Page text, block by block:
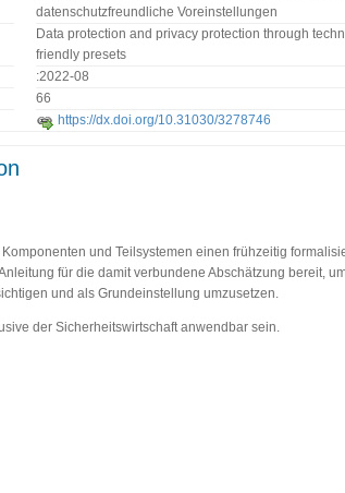
datenschutzfreundliche Voreinstellungen
Data protection and privacy protection through
friendly presets
:2022-08
66
https://dx.doi.org/10.31030/3278746
und Teilsystemen einen frühzeitig
für die damit verbundene Abschätzung bereit,
und als Grundeinstellung umzusetzen.
der Sicherheitswirtschaft anwendbar sein.